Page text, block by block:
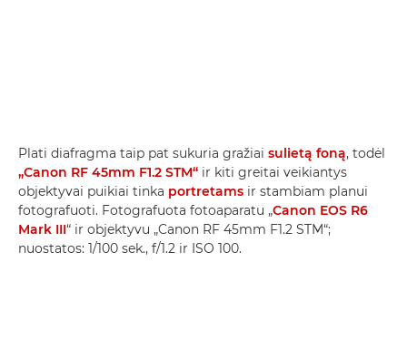
Plati diafragma taip pat sukuria gražiai sulietą foną, todėl
„Canon RF 45mm F1.2 STM“ ir kiti greitai veikiantys
objektyvai puikiai tinka portretams ir stambiam planui
fotografuoti. Fotografuota fotoaparatu „Canon EOS R6
Mark III“ ir objektyvu „Canon RF 45mm F1.2 STM“;
nuostatos: 1/100 sek., f/1.2 ir ISO 100.